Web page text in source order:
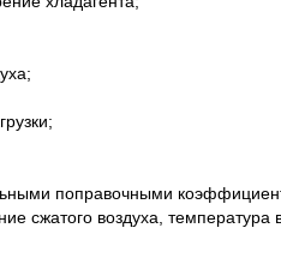
поправочными
сжатого воздуха,